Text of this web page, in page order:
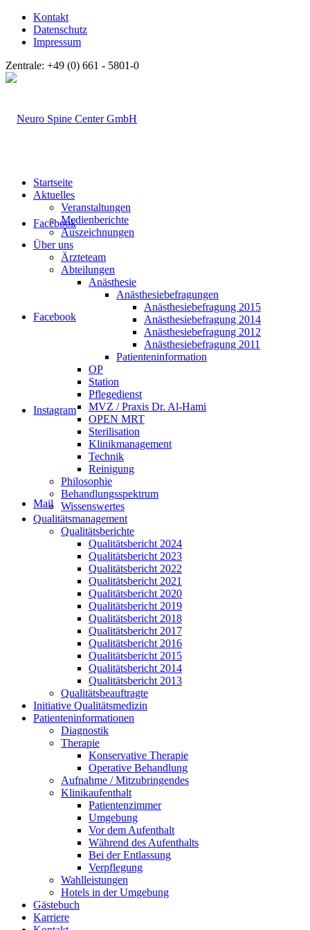
Kontakt
Datenschutz
Impressum
Zentrale: +49 (0) 661 - 5801-0
Facebook
Facebook
Instagram
Mail
Startseite
Aktuelles
Veranstaltungen
Medienberichte
Auszeichnungen
Über uns
Ärzteteam
Abteilungen
Anästhesie
Anästhesiebefragungen
Anästhesiebefragung 2015
Anästhesiebefragung 2014
Anästhesiebefragung 2012
Anästhesiebefragung 2011
Patienteninformation
OP
Station
Pflegedienst
MVZ / Praxis Dr. Al-Hami
OPEN MRT
Sterilisation
Klinikmanagement
Technik
Reinigung
Philosophie
Behandlungsspektrum
Wissenswertes
Qualitätsmanagement
Qualitätsberichte
Qualitätsbericht 2024
Qualitätsbericht 2023
Qualitätsbericht 2022
Qualitätsbericht 2021
Qualitätsbericht 2020
Qualitätsbericht 2019
Qualitätsbericht 2018
Qualitätsbericht 2017
Qualitätsbericht 2016
Qualitätsbericht 2015
Qualitätsbericht 2014
Qualitätsbericht 2013
Qualitätsbeauftragte
Initiative Qualitätsmedizin
Patienteninformationen
Diagnostik
Therapie
Konservative Therapie
Operative Behandlung
Aufnahme / Mitzubringendes
Klinikaufenthalt
Patientenzimmer
Umgebung
Vor dem Aufenthalt
Während des Aufenthalts
Bei der Entlassung
Verpflegung
Wahlleistungen
Hotels in der Umgebung
Gästebuch
Karriere